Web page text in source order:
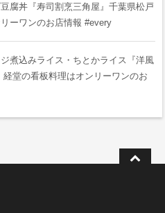
豆腐丼『寿司割烹三角屋』千葉県松戸
ーワンのお店情報 #every
ジ煮込みライス・ちとかライス『洋風
堂の看板料理はオンリーワンのお